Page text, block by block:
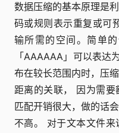
数据压缩的基本原理是
码或规则表示重复或可
输所需的空间。简单
「AAAAAA」可以表达
布在较长范围内时，压
距离的关联， 因为需
匹配开销很大，做的话
不高。 对于文本文件